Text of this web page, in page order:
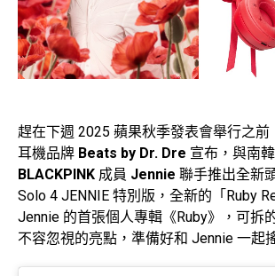
趕在下週 2025 蘋果秋季發表會舉行之前
耳機品牌 Beats by Dr. Dre 宣布，與南
BLACKPINK 成員 Jennie 聯手推出全新
Solo 4 JENNIE 特別版，全新的「Ruby
Jennie 的首張個人專輯《Ruby》，可拆
不容忽視的亮點，準備好和 Jennie 一起